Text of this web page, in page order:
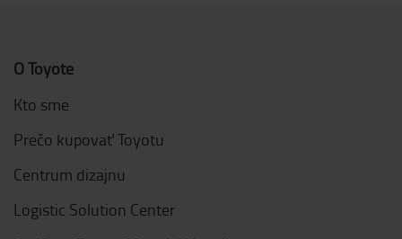
O Toyote
Kto sme
Prečo kupovať Toyotu
Centrum dizajnu
Logistic Solution Center